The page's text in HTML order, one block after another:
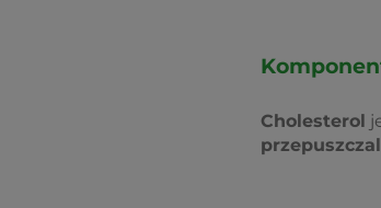
Cholesterol